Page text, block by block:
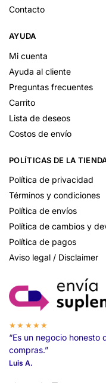
Contacto
AYUDA
Mi cuenta
Ayuda al cliente
Preguntas frecuentes
Carrito
Lista de deseos
Costos de envío
POLÍTICAS DE LA
Política de privacidad
Términos y condiciones
Política de envíos
Política de cambios y
Política de pagos
Aviso legal / Disclaimer
★★★★★
“Es un negocio
compras.”
Luis A.